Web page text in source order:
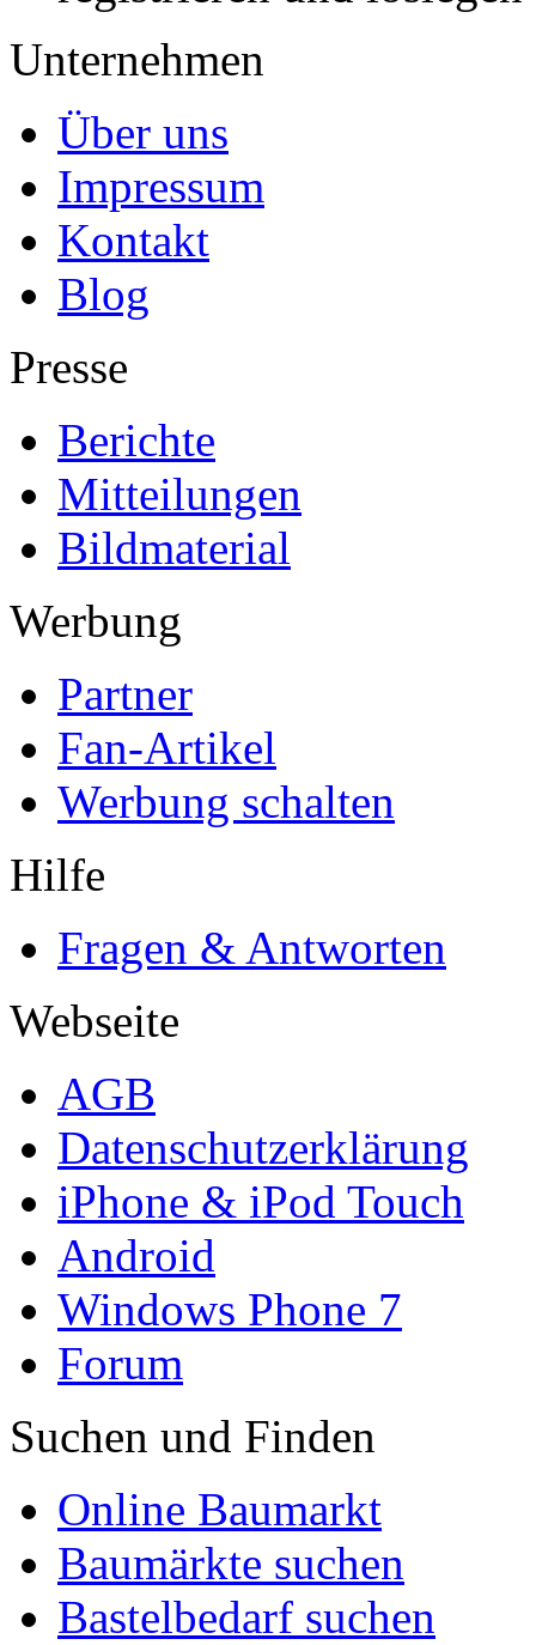
Unternehmen
Über uns
Impressum
Kontakt
Blog
Presse
Berichte
Mitteilungen
Bildmaterial
Werbung
Partner
Fan-Artikel
Werbung schalten
Hilfe
Fragen & Antworten
Webseite
AGB
Datenschutzerklärung
iPhone & iPod Touch
Android
Windows Phone 7
Forum
Suchen und Finden
Online Baumarkt
Baumärkte suchen
Bastelbedarf suchen